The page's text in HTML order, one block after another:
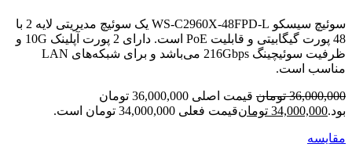
سوئیچ سیسکو WS-C2960X-48FPD-L یک سوئیچ مدیریتی لایه 2 با
48 پورت گیگابیتی و قابلیت PoE است. دارای 2 پورت آپلینک 10G و
ظرفیت سوئیچینگ 216Gbps می‌باشد و برای شبکه‌های LAN
مناسب است.
36,000,000 تومان
قیمت اصلی 36,000,000 تومان
بود.34,000,000 تومانقیمت فعلی 34,000,000 تومان است.
مقایسه